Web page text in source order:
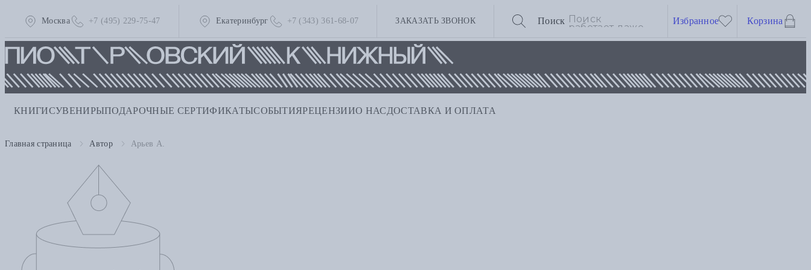
Москва +7 (495) 229-75-47 Екатеринбург +7 (343) 361-68-07 ЗАКАЗАТЬ ЗВОНОК Поиск Избранное Корзина
КНИГИСУВЕНИРЫПОДАРОЧНЫЕ СЕРТИФИКАТЫСОБЫТИЯРЕЦЕНЗИИО НАС ДОСТАВКА И ОПЛАТА
Главная страница Автор Арьев А.